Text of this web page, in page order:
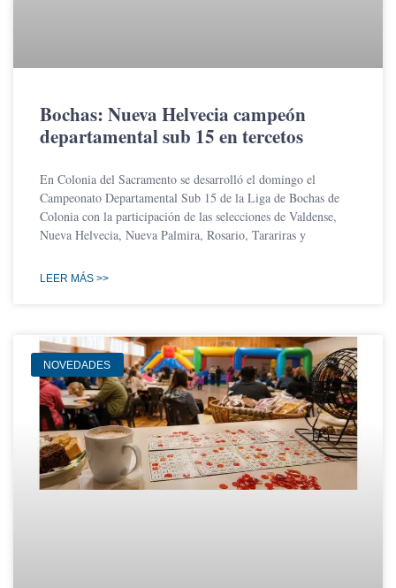
Bochas: Nueva Helvecia campeón
departamental sub 15 en tercetos
En Colonia del Sacramento se desarrolló el domingo el
Campeonato Departamental Sub 15 de la Liga de Bochas de
Colonia con la participación de las selecciones de Valdense,
Nueva Helvecia, Nueva Palmira, Rosario, Tarariras y
LEER MÁS >>
NOVEDADES